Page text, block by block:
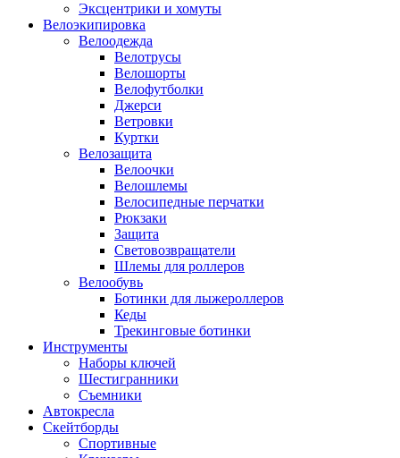
Эксцентрики и хомуты
Велоэкипировка
Велоодежда
Велотрусы
Велошорты
Велофутболки
Джерси
Ветровки
Куртки
Велозащита
Велоочки
Велошлемы
Велосипедные перчатки
Рюкзаки
Защита
Световозвращатели
Шлемы для роллеров
Велообувь
Ботинки для лыжероллеров
Кеды
Трекинговые ботинки
Инструменты
Наборы ключей
Шестигранники
Съемники
Автокресла
Скейтборды
Спортивные